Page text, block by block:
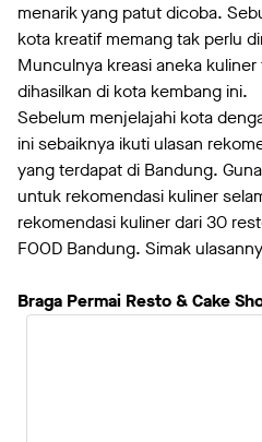
menarik yang patut dicoba.
kota kreatif memang tak perlu
Munculnya kreasi aneka
dihasilkan di kota kembang ini.
Sebelum menjelajahi kota
ini sebaiknya ikuti ulasan
yang terdapat di Bandung.
untuk rekomendasi kuliner
rekomendasi kuliner dari 30
FOOD Bandung. Simak
Braga Permai Resto & Cake